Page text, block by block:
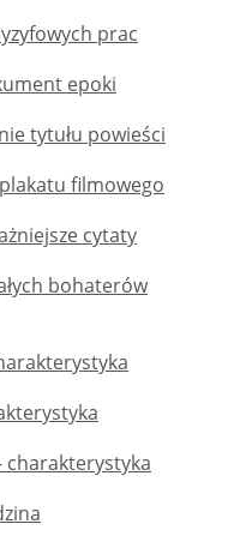
prac
epoki
tytułu powieści
filmowego
cytaty
bohaterów
charakterystyka